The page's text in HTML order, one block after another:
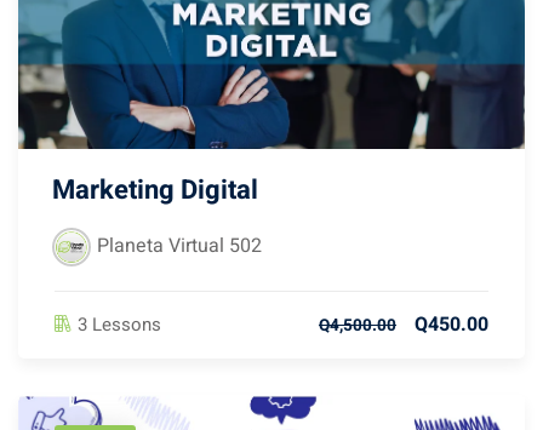
Marketing Digital
Planeta Virtual 502
3 Lessons Q4,500.00 Q450.00